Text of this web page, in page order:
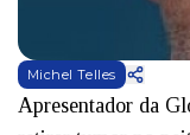
Michel Telles
Apresentador da